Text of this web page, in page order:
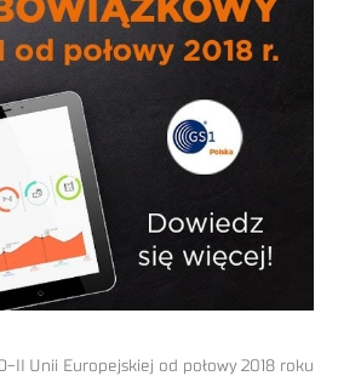
II Unii Europejskiej od połowy 2018 roku